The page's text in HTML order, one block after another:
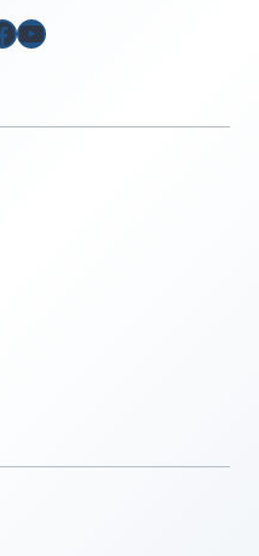
YouTube